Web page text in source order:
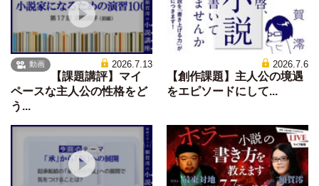
動画 2026.7.13
【課題講評】マイ
ペースな主人公の性格をど
う...
2026.7.6
【創作課題】主人公の境遇
をエピソードにして...